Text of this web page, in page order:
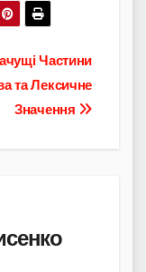
Частини
та Лексичне
Значення